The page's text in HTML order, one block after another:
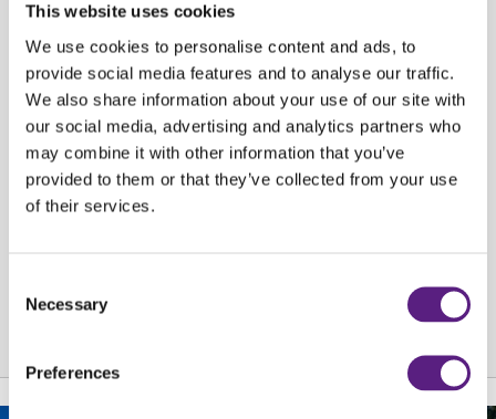
This website uses cookies
We use cookies to personalise content and ads, to
provide social media features and to analyse our traffic.
We also share information about your use of our site with
our social media, advertising and analytics partners who
may combine it with other information that you’ve
provided to them or that they’ve collected from your use
of their services.
Selection
Necessary
Preferences
Riječka poslovnica posluje na adresi Riječki Lukobran 1, a radno vrijeme je:
PON – PET od 08:00 – 20:00; SUB od 08:00 – 18:00; i NED 08:00 – 12:00
sati.
U svim Carwizovimposlovnicamadiljem Hrvatske korisnici mogu izabrati
iz bogate ponude osobnih i dostavnih vozila, svih tipova i marki.
Objava za medije